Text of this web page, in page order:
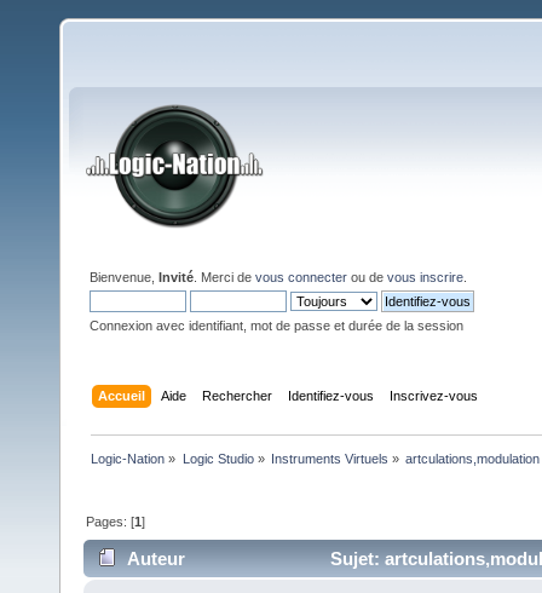
Bienvenue, Invité . Merci de vous connecter ou de vous inscrire
Connexion avec identifiant, mot de passe et durée de la session
Accueil Aide Rechercher Identifiez-vous Inscrivez-vous
Logic-Nation » Logic Studio» Instruments Virtuels »
Pages: [1]
Auteur Sujet: